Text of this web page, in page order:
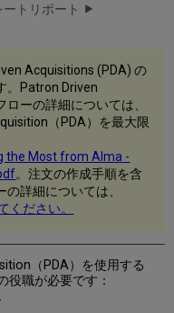
ートリポート
Acquisitions (PDA) の
。Patron Driven
ーの詳細については、
（PDA）を最大限
the Most from Alma -
。注文の作成手順を含
の詳細については、
ください。
（PDA）を使用する
役職が必要です：